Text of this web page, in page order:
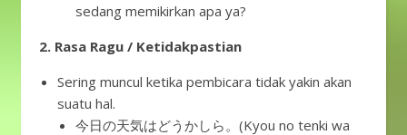
sedang memikirkan apa ya?
2. Rasa Ragu / Ketidakpastian
Sering muncul ketika pembicara tidak yakin akan
suatu hal.
今日の天気はどうかしら。(Kyou no tenki wa